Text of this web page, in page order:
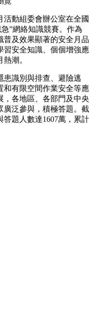
動組委會辦公室在全國
”網絡知識競賽。作為
普及效果顯著的安全月品
習安全知識、個個增強應
潮。
患識別與排查、避險逃
和有限空間作業安全等應
，各地區、各部門及中央
廣泛參與，積極答題。截
答題人數達1607萬，累計